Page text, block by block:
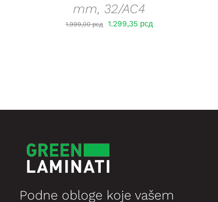
mm, 32/AC4
1.999,00рсд
Оригинална
1.299,35 рсдТренутна
Podne obloge koje vašem